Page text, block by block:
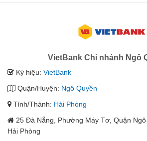
VietBank Chi nhánh Ngô
Ký hiệu: VietBank
Quận/Huyện: Ngô Quyền
Tỉnh/Thành: Hải Phòng
25 Đà Nẵng, Phường Máy Tơ, Quận
Hải Phòng